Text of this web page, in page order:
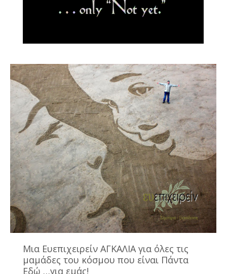
Μια Ευεπιχειρείν ΑΓΚΑΛΙΑ για όλες τις
μαμάδες του κόσμου που είναι Πάντα
Εδώ …για εμάς!